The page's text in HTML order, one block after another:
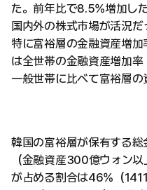
た。前年比で8.5%増加した
国内外の株式市場が活況だ
特に富裕層の金融資産増加
は全世帯の金融資産増加率
一般世帯に比べて富裕層の
韓国の富裕層が保有する
（金融資産300億ウォン以
が占める割合は46%（